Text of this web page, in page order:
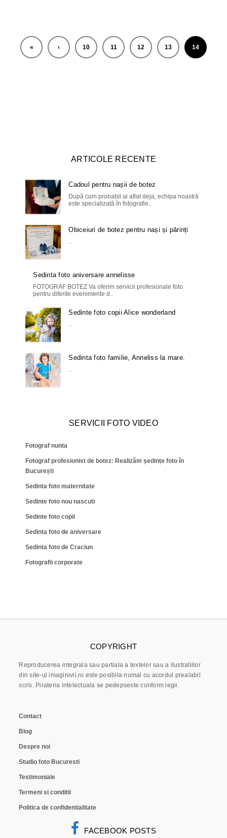
« ‹ 10 11 12 13 14
ARTICOLE RECENTE
Cadoul pentru nașii de botez
După cum probabil ai aflat deja, echipa noastră
este specializată în fotografie..
Obiceiuri de botez pentru nași și părinți
..
Sedinta foto aniversare annelisse
FOTOGRAF BOTEZ Va oferim servicii profesionale foto
pentru diferite evenimente d..
Sedinte foto copii Alice wonderland
..
Sedinta foto familie, Anneliss la mare.
..
SERVICII FOTO VIDEO
Fotograf nunta
Fotograf profesionist de botez: Realizăm ședințe foto în
București
Sedinta foto maternitate
Sedinte foto nou nascuti
Sedinte foto copii
Sedinta foto de aniversare
Sedinta foto de Craciun
Fotografii corporate
COPYRIGHT
Reproducerea integrala sau partiala a textelor sau a ilustratiilor
din site-ul imaginivii.ro este posibila numai cu acordul prealabil
scris. Pirateria intelectuala se pedepseste conform legii.
Contact
Blog
Despre noi
Studio foto Bucuresti
Testimoniale
Termeni si conditii
Politica de confidentialitate
FACEBOOK POSTS